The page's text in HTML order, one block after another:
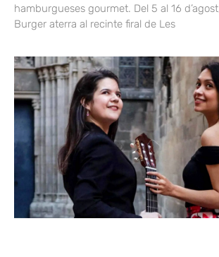
hamburgueses gourmet. Del 5 al 16
Burger aterra al recinte firal de Les